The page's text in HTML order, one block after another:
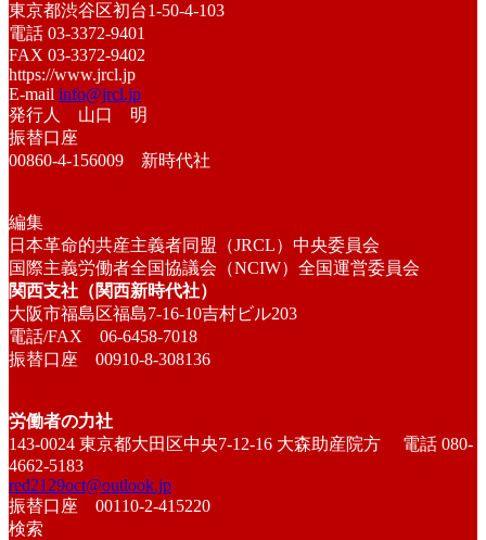
東京都渋谷区初台1-50-4-103
電話 03-3372-9401
FAX 03-3372-9402
https://www.jrcl.jp
E-mail info@jrcl.jp
発行人 山口 明
振替口座
00860-4-156009 新時代社
編集
日本革命的共産主義者同盟（JRCL）中央委員会
国際主義労働者全国協議会（NCIW）全国運営委員会
関西支社（関西新時代社）
大阪市福島区福島7-16-10吉村ビル203
電話/FAX 06-6458-7018
振替口座 00910-8-308136
労働者の力社
143-0024 東京都大田区中央7-12-16 大森助産院方 電話 080-
4662-5183
red2129oct@outlook.jp
振替口座 00110-2-415220
検索